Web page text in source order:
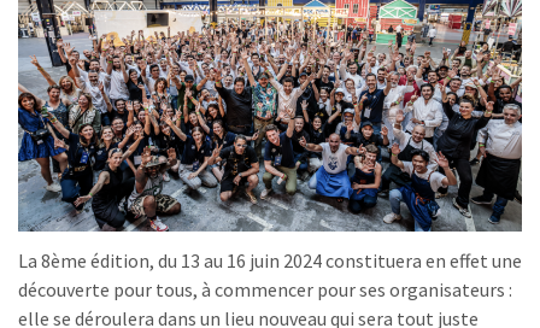
La 8ème édition, du 13 au 16 juin 2024 constituera en effet une
découverte pour tous, à commencer pour ses organisateurs :
elle se déroulera dans un lieu nouveau qui sera tout juste